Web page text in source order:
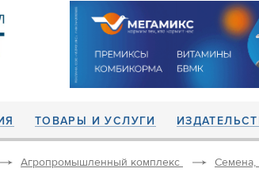
ТОВАРЫ И УСЛУГИ
Агропромышленный комплекс Семена,